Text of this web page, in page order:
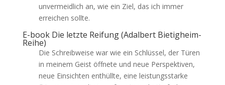
unvermeidlich an, wie ein Ziel, das ich immer
erreichen sollte.
E-book Die letzte Reifung (Adalbert Bietigheim-
Reihe)
Die Schreibweise war wie ein Schlüssel, der Türen
in meinem Geist öffnete und neue Perspektiven,
neue Einsichten enthüllte, eine leistungsstarke